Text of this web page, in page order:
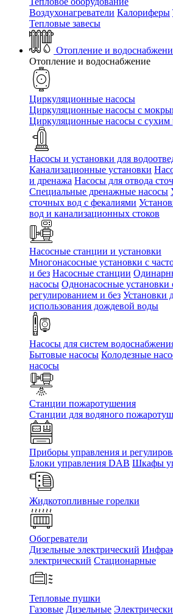
Воздухонагреватели Калориферы
Тепловые завесы
Отопление и
Отопление и водоснабжение
Циркуляционные насосы
Циркуляционные насосы с
Циркуляционные насосы с сухим
Насосы и установки для
Канализационные установки
и дренажа Насосы для отвода
Специальные дренажные насосы
сточных вод c фекалиями
вод и канализационных стоков
Насосные станции и установки
Многонасосные установки с
и без Насосные станции
насосы Однонасосные установки
регулированием и без Установки
использования дождевой воды
Насосы для систем
Бытовые насосы Колодезные
насосы
Станции пожаротушения
Станции для водяного
Приборы управления и
Блоки управления DAB Шкафы
Жидкотопливные горелки
Обогреватели
Дизельные электрический
электрический Стационарные
Тепловые пушки
Газовые Дизельные